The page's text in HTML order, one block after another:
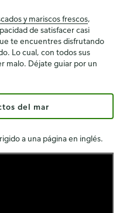
y mariscos frescos,
de satisfacer casi
te encuentres disfrutando
Lo cual, con todos sus
malo. Déjate guiar por un
del mar
a una página en inglés.